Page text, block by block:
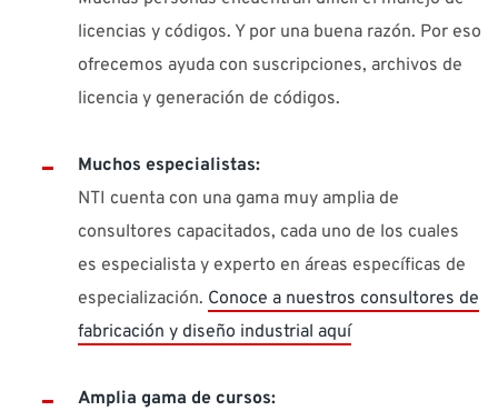
licencias y códigos. Y por una buena razón. Por eso
ofrecemos ayuda con suscripciones, archivos de
licencia y generación de códigos.
Muchos especialistas:
NTI cuenta con una gama muy amplia de
consultores capacitados, cada uno de los cuales
es especialista y experto en áreas específicas de
especialización. Conoce a nuestros consultores de
fabricación y diseño industrial aquí
Amplia gama de cursos: